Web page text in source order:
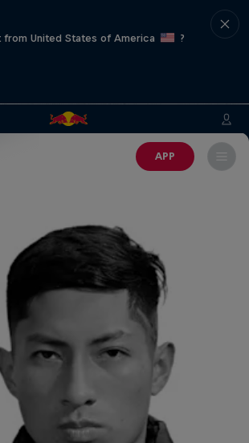
United States of America
?
APP